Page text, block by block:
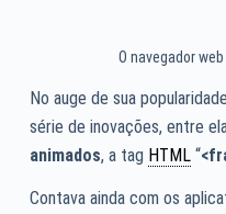
O navegador
No auge de sua
série de inovações, entre
animados, a tag HTML“
Contava ainda com os